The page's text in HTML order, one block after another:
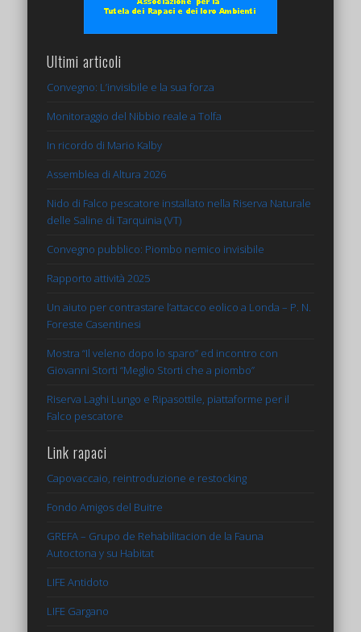
Ultimi articoli
Convegno: L’invisibile e la sua forza
Monitoraggio del Nibbio reale a Tolfa
In ricordo di Mario Kalby
Assemblea di Altura 2026
Nido di Falco pescatore installato nella Riserva Naturale
delle Saline di Tarquinia (VT)
Convegno pubblico: Piombo nemico invisibile
Rapporto attività 2025
Un aiuto per contrastare l’attacco eolico a Londa – P. N.
Foreste Casentinesi
Mostra “Il veleno dopo lo sparo” ed incontro con
Giovanni Storti “Meglio Storti che a piombo”
Riserva Laghi Lungo e Ripasottile, piattaforme per il
Falco pescatore
Link rapaci
Capovaccaio, reintroduzione e restocking
Fondo Amigos del Buitre
GREFA – Grupo de Rehabilitacion de la Fauna
Autoctona y su Habitat
LIFE Antidoto
LIFE Gargano